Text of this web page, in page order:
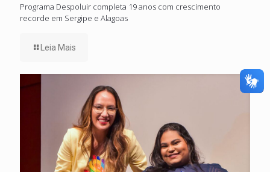
Programa Despoluir completa 19 anos com crescimento
recorde em Sergipe e Alagoas
Leia Mais